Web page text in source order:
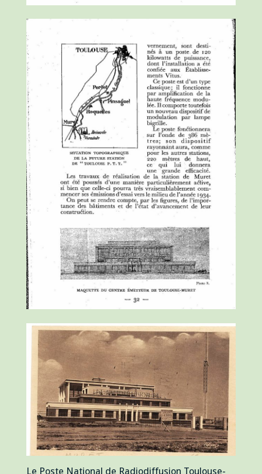
Le Poste National de Radiodiffusion Toulouse-